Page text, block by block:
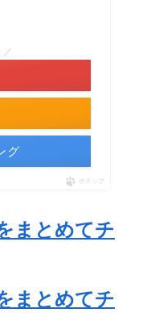
／
グ
ポチップ
まとめてチ
まとめてチ